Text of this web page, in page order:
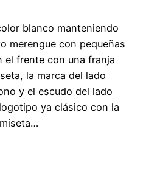
blanco manteniendo
merengue con pequeñas
el frente con una franja
la marca del lado
y el escudo del lado
ya clásico con la